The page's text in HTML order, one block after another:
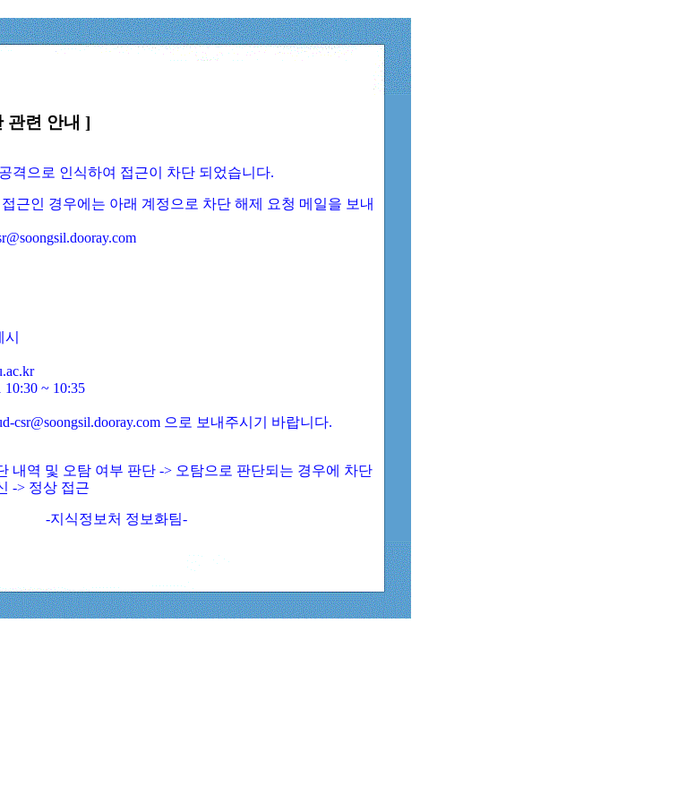
관련 안내 ]
격으로 인식하여 접근이 차단 되었습니다.
근인 경우에는 아래 계정으로 차단 해제 요청 메일을 보내
~ 10:35
csr@soongsil.dooray.com 으로 보내주시기 바랍니다.
내역 및 오탐 여부 판단 -> 오탐으로 판단되는 경우에 차단
-> 정상 접근
-지식정보처 정보화팀-